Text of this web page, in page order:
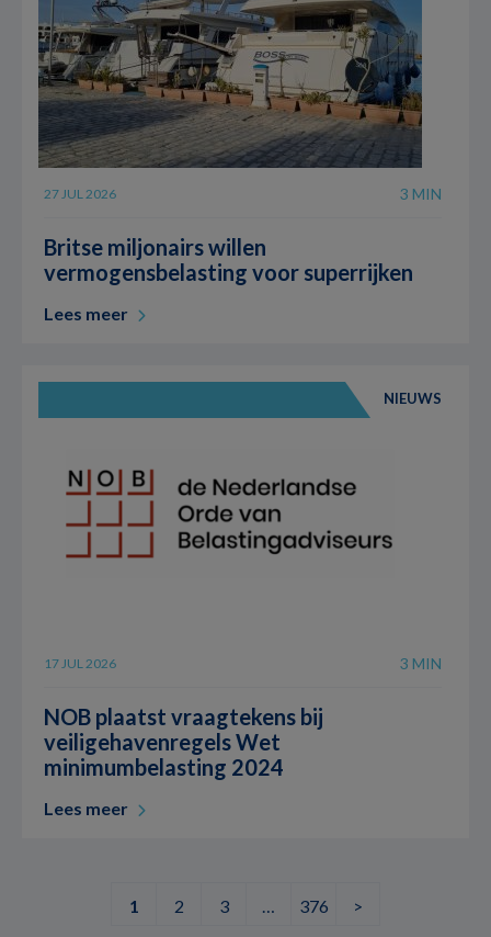
27 JUL 2026 3 MIN
Britse miljonairs willen
vermogensbelasting voor superrijken
Lees meer
NIEUWS
17 JUL 2026 3 MIN
NOB plaatst vraagtekens bij
veiligehavenregels Wet
minimumbelasting 2024
Lees meer
1 2 3 … 376 >